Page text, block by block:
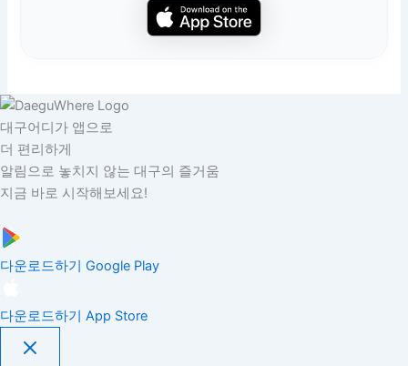
대구어디가 앱으로
더 편리하게
알림으로 놓치지 않는 대구의 즐거움
지금 바로 시작해보세요!
다운로드하기 Google Play
다운로드하기 App Store